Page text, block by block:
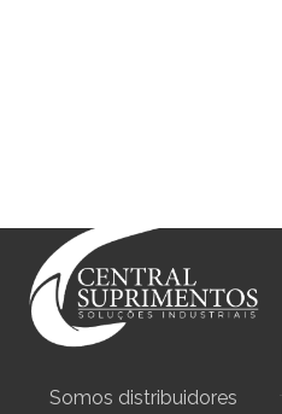
Somos distribuidores